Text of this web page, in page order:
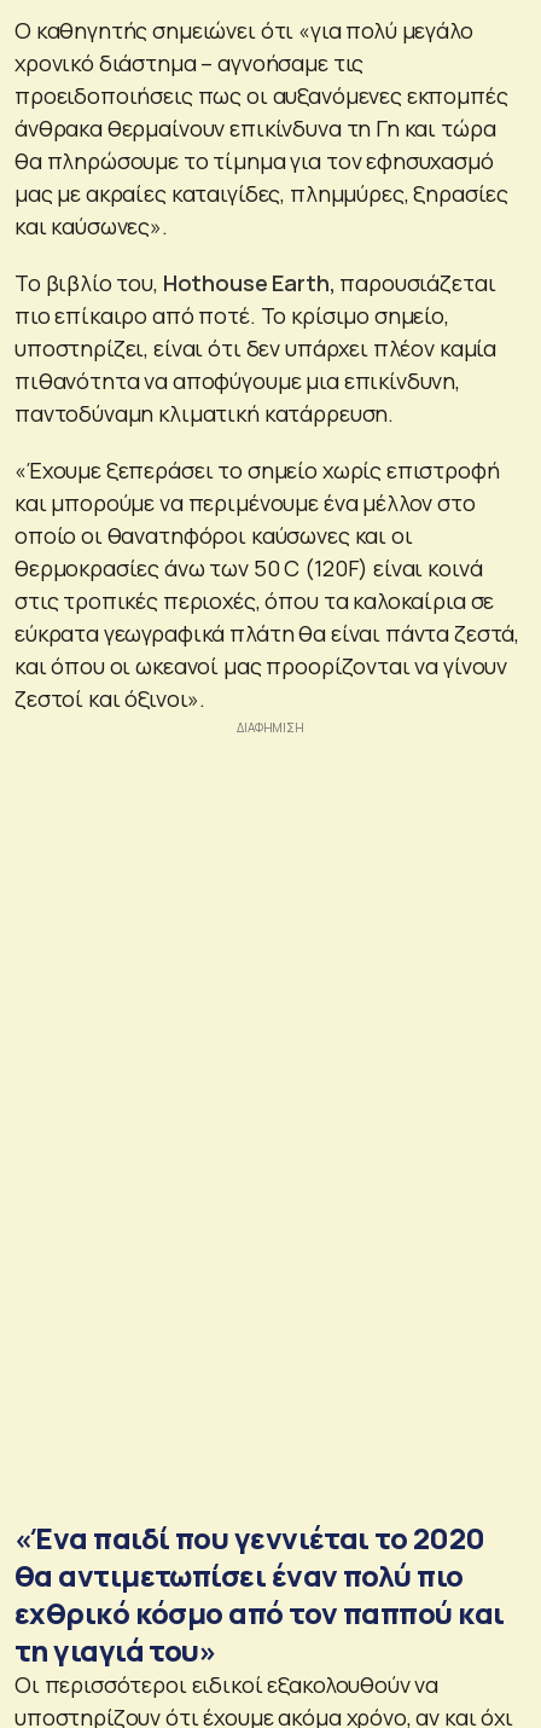
Ο καθηγητής σημειώνει ότι «για πολύ μεγάλο
χρονικό διάστημα – αγνοήσαμε τις
προειδοποιήσεις πως οι αυξανόμενες εκπομπές
άνθρακα θερμαίνουν επικίνδυνα τη Γη και τώρα
θα πληρώσουμε το τίμημα για τον εφησυχασμό
μας με ακραίες καταιγίδες, πλημμύρες, ξηρασίες
και καύσωνες».
Το βιβλίο του, Hothouse Earth, παρουσιάζεται
πιο επίκαιρο από ποτέ. Το κρίσιμο σημείο,
υποστηρίζει, είναι ότι δεν υπάρχει πλέον καμία
πιθανότητα να αποφύγουμε μια επικίνδυνη,
παντοδύναμη κλιματική κατάρρευση.
«Έχουμε ξεπεράσει το σημείο χωρίς επιστροφή
και μπορούμε να περιμένουμε ένα μέλλον στο
οποίο οι θανατηφόροι καύσωνες και οι
θερμοκρασίες άνω των 50 C (120F) είναι κοινά
στις τροπικές περιοχές, όπου τα καλοκαίρια σε
εύκρατα γεωγραφικά πλάτη θα είναι πάντα ζεστά,
και όπου οι ωκεανοί μας προορίζονται να γίνουν
ζεστοί και όξινοι».
«Ένα παιδί που γεννιέται το 2020
θα αντιμετωπίσει έναν πολύ πιο
εχθρικό κόσμο από τον παππού και
τη γιαγιά του»
Οι περισσότεροι ειδικοί εξακολουθούν να
υποστηρίζουν ότι έχουμε ακόμα χρόνο, αν και όχι